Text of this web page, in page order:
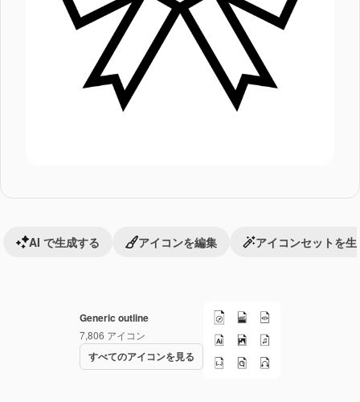
Generic outline
7,806 アイコン
すべてのアイコンを見る
AI で生成する アイコンを編集 アイコンセットを生